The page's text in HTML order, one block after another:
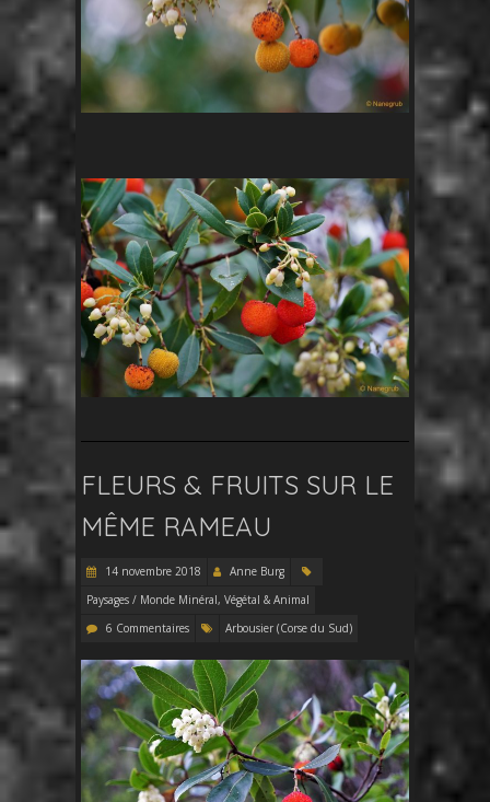
FLEURS & FRUITS SUR LE
MÊME RAMEAU
14 novembre 2018
Anne Burg
Paysages / Monde Minéral, Végétal & Animal
6 Commentaires
Arbousier (Corse du Sud)